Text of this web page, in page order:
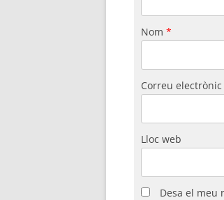
Nom *
Correu electrònic
Lloc web
Desa el meu